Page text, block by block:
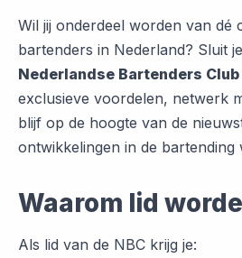
Wil jij onderdeel worden van dé
bartenders in Nederland? Sluit
Nederlandse Bartenders Club
exclusieve voordelen, netwerk
blijf op de hoogte van de
ontwikkelingen in de bartending
Waarom lid
Als lid van de NBC krijg je: